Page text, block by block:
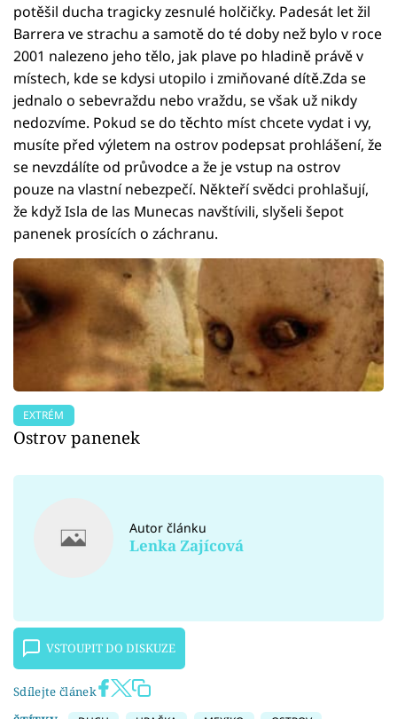
potěšil ducha tragicky zesnulé holčičky. Padesát let žil
Barrera ve strachu a samotě do té doby než bylo v roce
2001 nalezeno jeho tělo, jak plave po hladině právě v
místech, kde se kdysi utopilo i zmiňované dítě.Zda se
jednalo o sebevraždu nebo vraždu, se však už nikdy
nedozvíme. Pokud se do těchto míst chcete vydat i vy,
musíte před výletem na ostrov podepsat prohlášení, že
se nevzdálíte od průvodce a že je vstup na ostrov
pouze na vlastní nebezpečí. Někteří svědci prohlašují,
že když Isla de las Munecas navštívili, slyšeli šepot
panenek prosících o záchranu.
EXTRÉM
Ostrov panenek
Autor článku
Lenka Zajícová
VSTOUPIT DO DISKUZE
Sdílejte článek